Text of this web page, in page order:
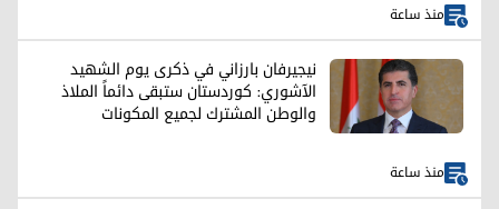
منذ ساعة
نيجيرفان بارزاني في ذكرى يوم الشهيد
الآشوري: كوردستان ستبقى دائماً الملاذ
والوطن المشترك لجميع المكونات
منذ ساعة